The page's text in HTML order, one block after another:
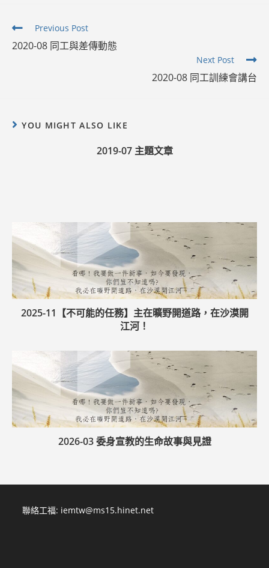
Read
articles
Previous Post
2020-08 同工與差傳動態
Next Post
2020-08 同工訓練會講台
YOU MIGHT ALSO LIKE
2019-07 主題文章
2025-11【不可能的任務】主在曠野開道路，在沙漠開
江河！
2026-03 委身宣教的生命故事與見證
聯絡工福: iemtw@ms15.hinet.net